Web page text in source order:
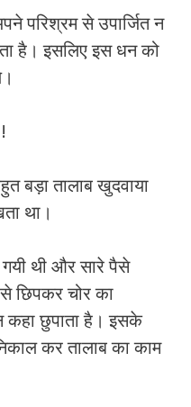
परिश्रम से उपार्जित न
है। इसलिए इस धन को
बड़ा तालाब खुदवाया
था।
थी और सारे पैसे
छिपकर चोर का
छुपाता है। इसके
कर तालाब का काम